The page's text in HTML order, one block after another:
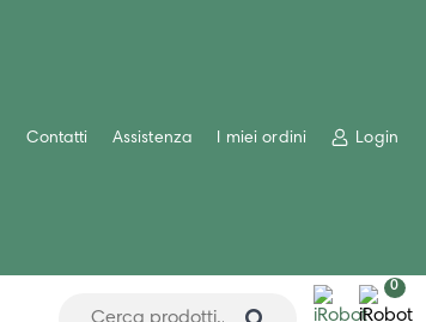
Contatti Assistenza I miei ordini Login
0